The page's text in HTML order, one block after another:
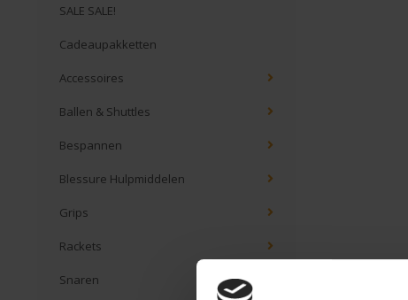
SALE SALE!
Cadeaupakketten
Accessoires
Ballen & Shuttles
Bespannen
Blessure Hulpmiddelen
Grips
Rackets
Snaren